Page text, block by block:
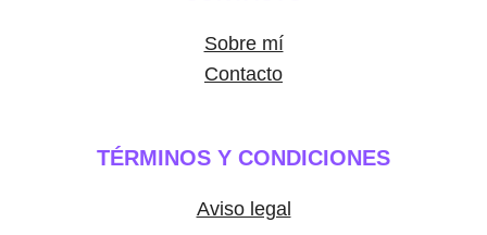
Sobre mí
Contacto
TÉRMINOS Y CONDICIONES
Aviso legal